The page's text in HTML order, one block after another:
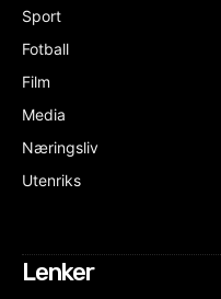
Sport
Fotball
Film
Media
Næringsliv
Utenriks
Lenker